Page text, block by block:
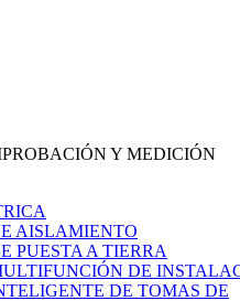
Y MEDICIÓN
AISLAMIENTO
PUESTA A TIERRA
DE
DE TOMAS DE